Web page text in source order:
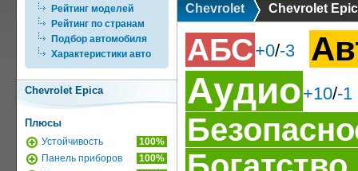
Рейтинг моделей
Рейтинг по странам
Подбор автомобиля
Характеристики авто
Chevrolet Epica
Плюсы
Устойчивость
100%
Панель приборов
100%
Chevrolet Chevrolet
АБС+0/-3
Аудио+10/-1